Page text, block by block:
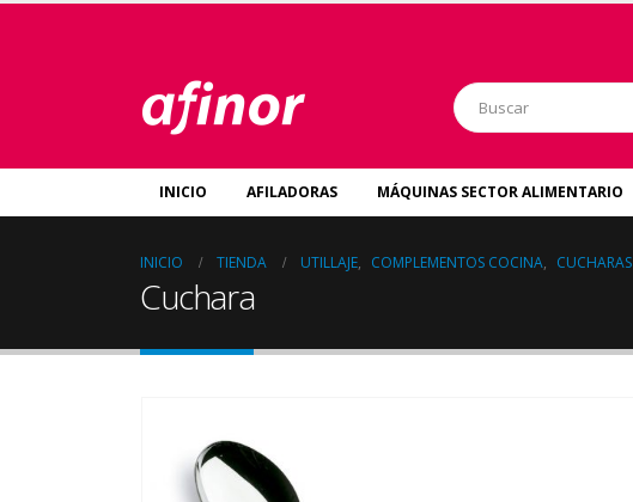
INICIO AFILADORAS MÁQUINAS SECTOR ALIMENTARIO
INICIO TIENDA UTILLAJE, COMPLEMENTOS COCINA, CUCHARAS
Cuchara